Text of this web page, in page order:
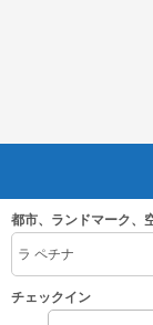
都市、ランドマーク、
チェックイン